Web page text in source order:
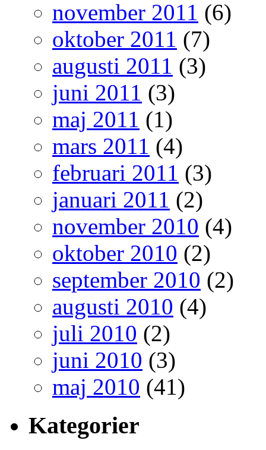
november 2011 (6)
oktober 2011 (7)
augusti 2011 (3)
juni 2011 (3)
maj 2011 (1)
mars 2011 (4)
februari 2011 (3)
januari 2011 (2)
november 2010 (4)
oktober 2010 (2)
september 2010 (2)
augusti 2010 (4)
juli 2010 (2)
juni 2010 (3)
maj 2010 (41)
Kategorier